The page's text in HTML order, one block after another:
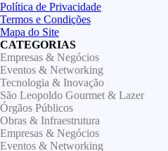
Política de Privacidade
Termos e Condições
Mapa do Site
CATEGORIAS
Empresas & Negócios
Eventos & Networking
Tecnologia & Inovação
São Leopoldo Gourmet & Lazer
Órgãos Públicos
Obras & Infraestrutura
Empresas & Negócios
Eventos & Networking